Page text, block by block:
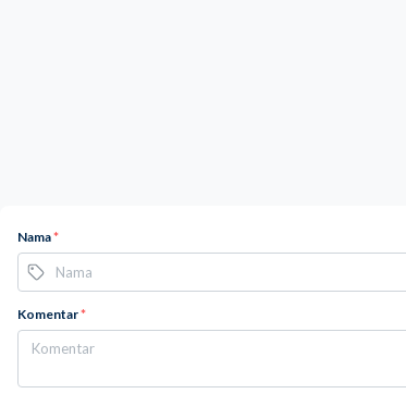
Nama*
Komentar*